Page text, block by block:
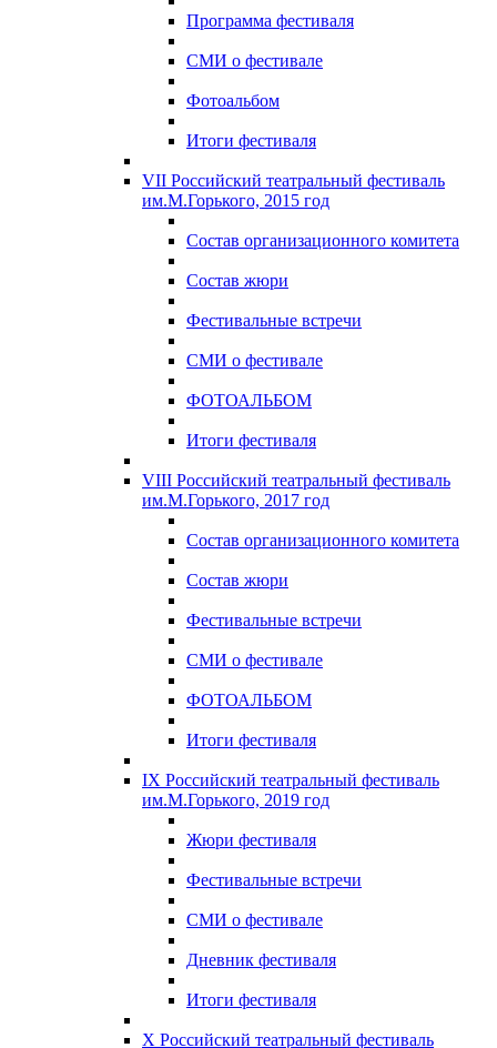
Программа фестиваля
СМИ о фестивале
Фотоальбом
Итоги фестиваля
VII Российский театральный фестиваль
им.М.Горького, 2015 год
Состав организационного комитета
Состав жюри
Фестивальные встречи
СМИ о фестивале
ФОТОАЛЬБОМ
Итоги фестиваля
VIII Российский театральный фестиваль
им.М.Горького, 2017 год
Состав организационного комитета
Состав жюри
Фестивальные встречи
СМИ о фестивале
ФОТОАЛЬБОМ
Итоги фестиваля
IX Российский театральный фестиваль
им.М.Горького, 2019 год
Жюри фестиваля
Фестивальные встречи
СМИ о фестивале
Дневник фестиваля
Итоги фестиваля
X Российский театральный фестиваль